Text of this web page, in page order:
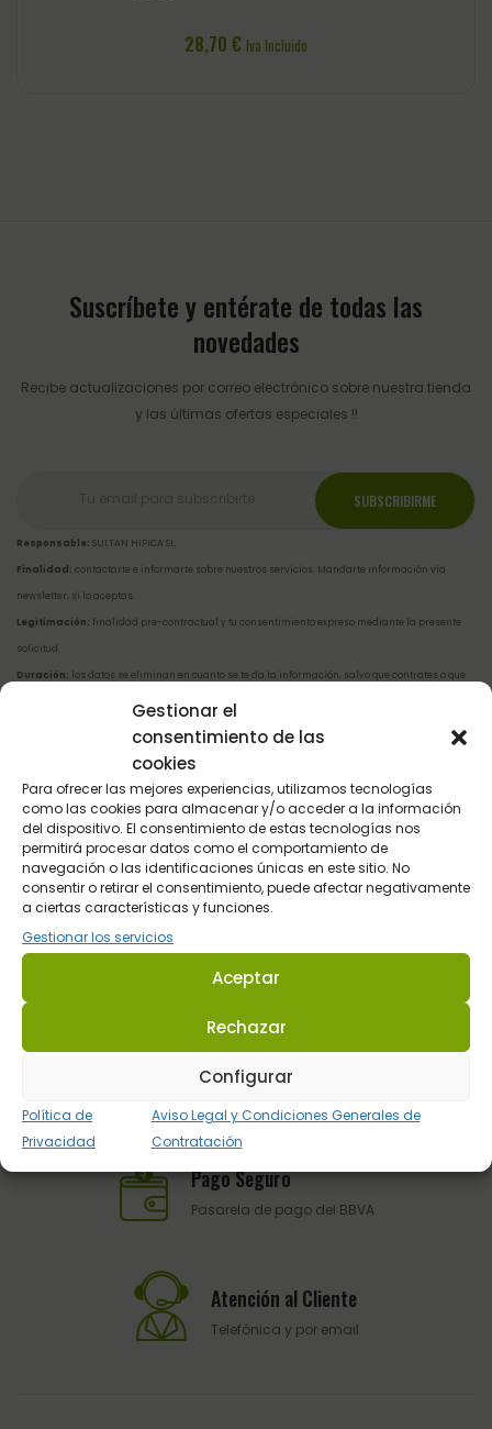
Gestionar el
consentimiento de las
cookies
Para ofrecer las mejores experiencias, utilizamos tecnologías
como las cookies para almacenar y/o acceder a la información
del dispositivo. El consentimiento de estas tecnologías nos
permitirá procesar datos como el comportamiento de
navegación o las identificaciones únicas en este sitio. No
consentir o retirar el consentimiento, puede afectar negativamente
a ciertas características y funciones.
Gestionar los servicios
Aceptar
Rechazar
Configurar
Política de
Privacidad
Aviso Legal y Condiciones Generales de
Contratación
28,70 € Iva Incluido
Suscríbete y entérate de todas las
novedades
Recibe actualizaciones por correo electrónico sobre nuestra tienda
y las últimas ofertas especiales !!
Responsable: SULTAN HIPICA SL.
Finalidad: contactarte e informarte sobre nuestros servicios. Mandarte información vía
newsletter, si lo aceptas.
Legitimación: finalidad pre-contractual y tu consentimiento expreso mediante la presente
solicitud.
Duración: los datos se eliminan en cuanto se te da la información, salvo que contrates o que
nos pidas que te contactemos a futuro. En la newsletter, en cuanto te borras del mismo.
no cedemos tus datos a nadie.
A acceder, rectificar, y suprimir tus datos, y otros derechos explicados en la
Soy mayor de 14 y he leído y acepto lapolítica de privacidad
Envios en 48 / 72 horas.
En toda la Península
Pago Seguro
Pasarela de pago del BBVA
Atención al Cliente
Telefónica y por email